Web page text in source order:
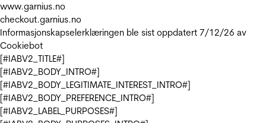
www.garnius.no
checkout.garnius.no
Informasjonskapselerklæringen ble sist oppdatert 7/12/26 av
Cookiebot
[#IABV2_TITLE#]
[#IABV2_BODY_INTRO#]
[#IABV2_BODY_LEGITIMATE_INTEREST_INTRO#]
[#IABV2_BODY_PREFERENCE_INTRO#]
[#IABV2_LABEL_PURPOSES#]